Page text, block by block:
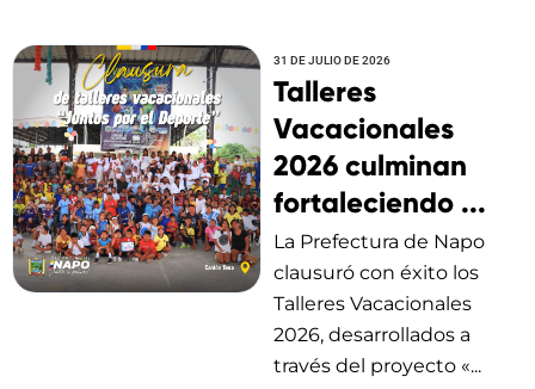
31 DE JULIO DE 2026
Talleres
Vacacionales
2026 culminan
fortaleciendo ...
La Prefectura de Napo
clausuró con éxito los
Talleres Vacacionales
2026, desarrollados a
través del proyecto «...